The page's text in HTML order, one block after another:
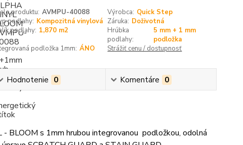
produktu: AVMPU-40088 Výrobca: Quick Step
podlahy: Kompozitná vinylová Záruka: Doživotná
podlahy: 1,870 m2
Hrúbka
podlahy:
5 mm + 1 mm
podložka
podložka 1mm: ÁNO Strážiť cenu / dostupnosť
Hodnotenie 0 Komentáre 0
BLOOM s 1mm hrubou integrovanou podložkou, odolná